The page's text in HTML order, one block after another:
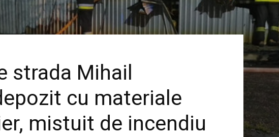
strada Mihail
cu materiale
mistuit de incendiu